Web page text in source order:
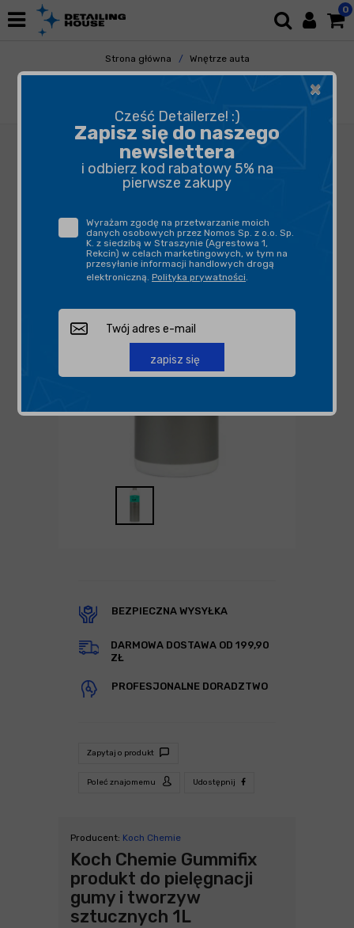
0
Strona główna
Wnętrze auta
Tapicerka i Dywaniki
Dywaniki Gumowe
BEZPIECZNA WYSYŁKA
DARMOWA DOSTAWA OD 199,90
ZŁ
PROFESJONALNE DORADZTWO
Zapytaj o produkt
Poleć znajomemu Udostępnij
Producent: Koch Chemie
Koch Chemie Gummifix
produkt do pielęgnacji
gumy i tworzyw
sztucznych 1L
×
Cześć Detailerze! :)
Zapisz się do naszego
newslettera
i odbierz kod rabatowy 5% na
pierwsze zakupy
Wyrażam zgodę na przetwarzanie moich
danych osobowych przez Nomos Sp. z o.o. Sp.
K. z siedzibą w Straszynie (Agrestowa 1,
Rekcin) w celach marketingowych, w tym na
przesyłanie informacji handlowych drogą
elektroniczną. Polityka prywatności.
zapisz się